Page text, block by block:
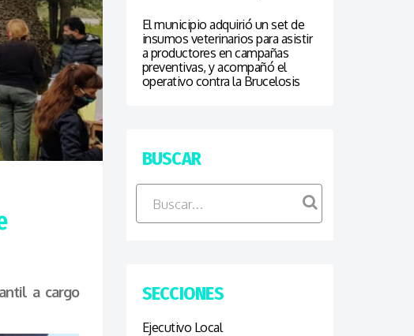
a cargo
El municipio adquirió un set de
insumos veterinarios para asistir
a productores en campañas
preventivas, y acompañó el
operativo contra la Brucelosis
BUSCAR
SECCIONES
Ejecutivo Local